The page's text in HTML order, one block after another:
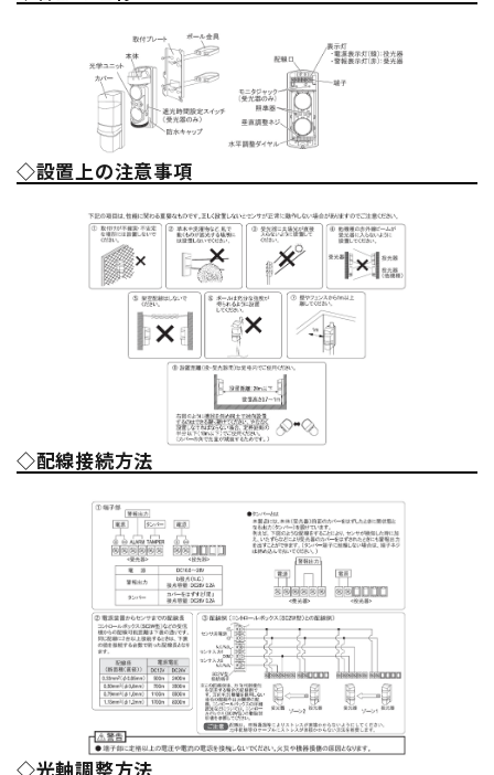
◇設置上の注意事項
◇配線接続方法
◇光軸調整方法